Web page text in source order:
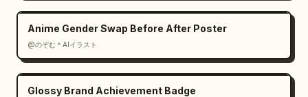
Anime Gender Swap Before After Poster
@のぞむ＊AIイラスト
Glossy Brand Achievement Badge